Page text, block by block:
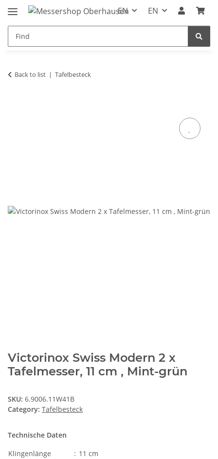
EN EN
Back to list Tafelbesteck
Victorinox Swiss Modern 2 x
Tafelmesser, 11 cm , Mint-grün
SKU: 6.9006.11W41B
Category: Tafelbesteck
Technische Daten
Klingenlänge
: 11 cm